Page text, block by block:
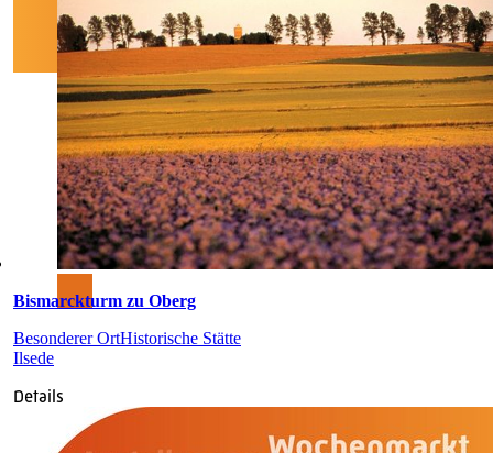
Bismarckturm zu Oberg
Besonderer OrtHistorische Stätte
Ilsede
Details